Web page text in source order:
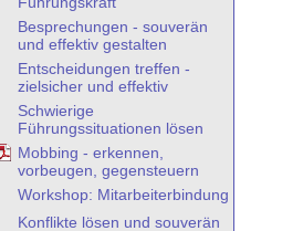
Besprechungen - souverän
und effektiv gestalten
Entscheidungen treffen -
zielsicher und effektiv
Schwierige
Führungssituationen lösen
Mobbing - erkennen,
vorbeugen, gegensteuern
Workshop: Mitarbeiterbindung
Konflikte lösen und souverän